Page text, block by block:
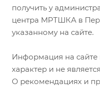
получить у
центра МРТШКА в
указанному на сайте.
Информация на сайте
характер и не
О рекомендациях и